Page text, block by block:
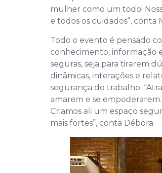
mulher como um todo!
e todos os cuidados”,
Todo o evento é pensado
conhecimento, informação
seguras, seja para tirarem
dinâmicas, interações e
segurança do trabalho.
amarem e se
Criamos ali um espaço
mais fortes”, conta Débora.